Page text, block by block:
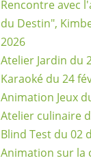
Rencontre avec
du Destin",
2026
Atelier Jardin du
Karaoké du 24
Animation Jeux
Atelier culinaire
Blind Test du 02
Animation sur la